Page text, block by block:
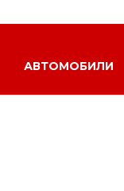
АВТОМОБИЛИ